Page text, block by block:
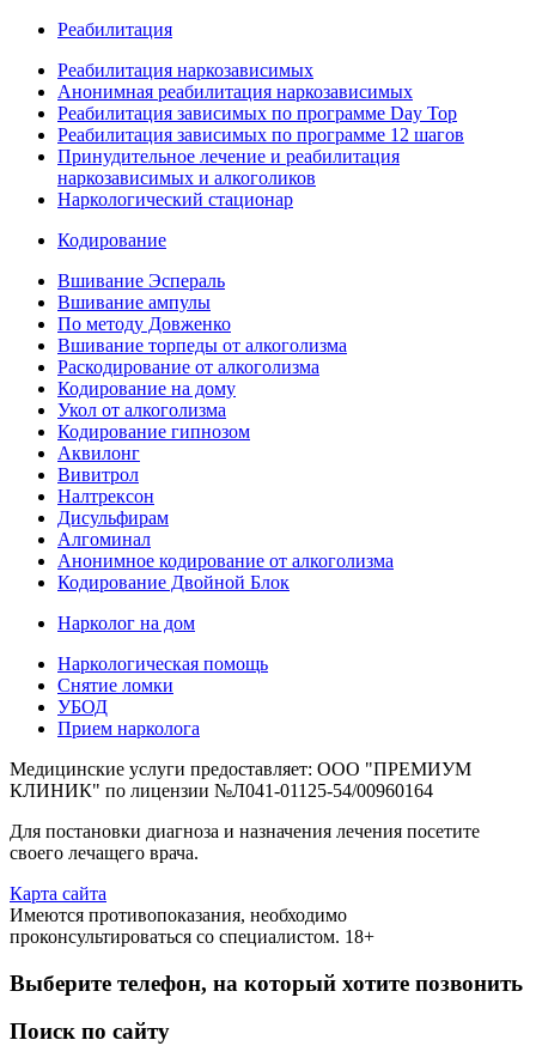
Реабилитация
Реабилитация наркозависимых
Анонимная реабилитация наркозависимых
Реабилитация зависимых по программе Day Top
Реабилитация зависимых по программе 12 шагов
Принудительное лечение и реабилитация
наркозависимых и алкоголиков
Наркологический стационар
Кодирование
Вшивание Эспераль
Вшивание ампулы
По методу Довженко
Вшивание торпеды от алкоголизма
Раскодирование от алкоголизма
Кодирование на дому
Укол от алкоголизма
Кодирование гипнозом
Аквилонг
Вивитрол
Налтрексон
Дисульфирам
Алгоминал
Анонимное кодирование от алкоголизма
Кодирование Двойной Блок
Нарколог на дом
Наркологическая помощь
Снятие ломки
УБОД
Прием нарколога
Медицинские услуги предоставляет: ООО "ПРЕМИУМ
КЛИНИК" по лицензии №Л041-01125-54/00960164
Для постановки диагноза и назначения лечения посетите
своего лечащего врача.
Карта сайта
Имеются противопоказания, необходимо
проконсультироваться со специалистом. 18+
Выберите телефон, на который хотите позвонить
Поиск по сайту